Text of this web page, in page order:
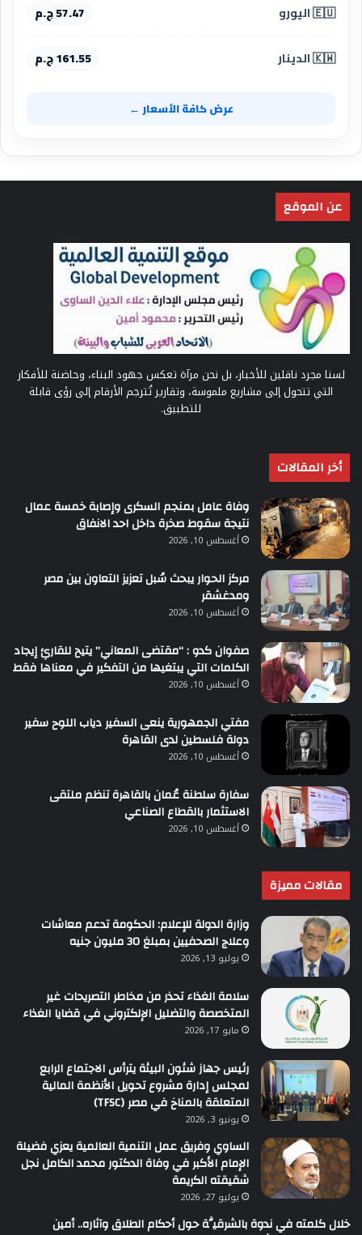
🇪🇺 اليورو 57.47 ج.م
🇰🇼 الدينار 161.55 ج.م
عرض كافة الأسعار ←
عن الموقع
لسنا مجرد ناقلين للأخبار، بل نحن مرآة تعكس جهود البناء، وحاضنة للأفكار
التي تتحول إلى مشاريع ملموسة، وتقارير تُترجم الأرقام إلى رؤى قابلة
للتطبيق.
أخر المقالات
وفاة عامل بمنجم السكرى وإصابة خمسة عمال
نتيجة سقوط صخرة داخل احد الانفاق
أغسطس 10, 2026
مركز الحوار يبحث سُبل تعزيز التعاون بين مصر
ومدغشقر
أغسطس 10, 2026
صفوان كدو : “مقتضى المعاني” يتيح للقارئِ إيجاد
الكلمات التي يبتغيها من التفكير في معناها فقط
أغسطس 10, 2026
مفتي الجمهورية ينعى السفير دياب اللوح سفير
دولة فلسطين لدى القاهرة
أغسطس 10, 2026
سفارة سلطنة عُمان بالقاهرة تنظم ملتقى
الاستثمار بالقطاع الصناعي
أغسطس 10, 2026
مقالات مميزة
وزارة الدولة للإعلام: الحكومة تدعم معاشات
وعلاج الصحفيين بمبلغ 30 مليون جنيه
يوليو 13, 2026
سلامة الغذاء تحذر من مخاطر التصريحات غير
المتخصصة والتضليل الإلكتروني في قضايا الغذاء
مايو 17, 2026
رئيس جهاز شئون البيئة يترأس الاجتماع الرابع
لمجلس إدارة مشروع تحويل الأنظمة المالية
المتعلقة بالمناخ في مصر (TFSC)
يونيو 3, 2026
الساوي وفريق عمل التنمية العالمية يعزي فضيلة
الإمام الأكبر في وفاة الدكتور محمد الكامل نجل
شقيقته الكريمة
يوليو 27, 2026
خلال كلمته في ندوة بالشرقيَّة حول أحكام الطلاق وآثاره.. أمين